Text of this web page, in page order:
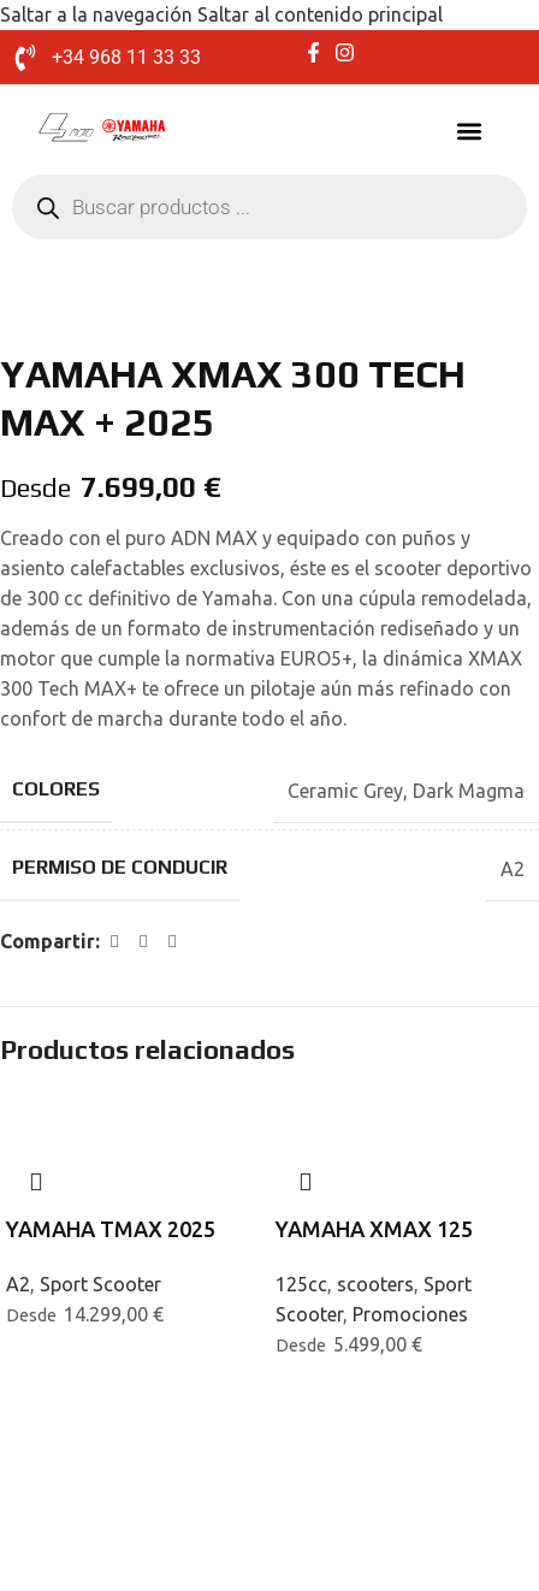
Saltar a la navegación Saltar al contenido principal
+34 968 11 33 33
YAMAHA XMAX 300 TECH
MAX + 2025
Desde 7.699,00 €
Creado con el puro ADN MAX y equipado con puños y
asiento calefactables exclusivos, éste es el scooter deportivo
de 300 cc definitivo de Yamaha. Con una cúpula remodelada,
además de un formato de instrumentación rediseñado y un
motor que cumple la normativa EURO5+, la dinámica XMAX
300 Tech MAX+ te ofrece un pilotaje aún más refinado con
confort de marcha durante todo el año.
COLORES Ceramic Grey Dark Magma
PERMISO DE CONDUCIR A2
Compartir:
Productos relacionados
YAMAHA TMAX 2025
A2, Sport Scooter
Desde 14.299,00 €
YAMAHA XMAX 125
125cc, scooters, Sport
Scooter, Promociones
Desde 5.499,00 €